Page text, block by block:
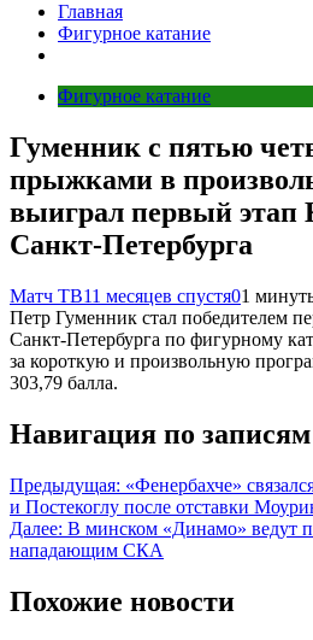
Главная
Фигурное катание
Фигурное катание
Гуменник с пятью
прыжками в
выиграл первый этап
Санкт‑Петербурга
Матч ТВ11 месяцев спустя01
Петр Гуменник стал победителем
Санкт‑Петербурга по фигурному
за короткую и произвольную
303,79 балла.
Навигация по записям
Предыдущая: «Фенербахче»
и Постекоглу после отставки
Далее: В минском «Динамо» ведут
нападающим СКА
Похожие новости